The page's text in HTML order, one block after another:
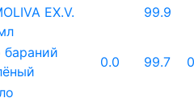
ЕХ.V.
99.9
0.0 99.7